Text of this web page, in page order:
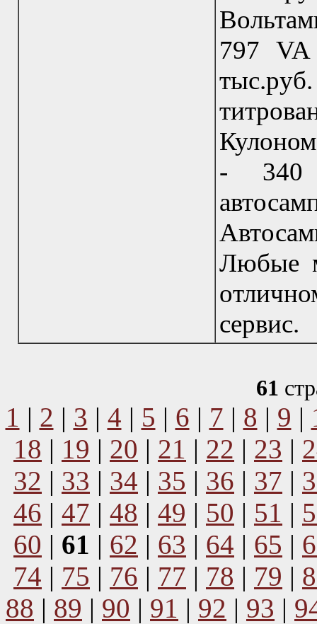
797
- 340
Любые
сервис.
61
1 | 2 | 3 | 4 | 5 | 6 | 7 | 8 | 9 |
18 | 19 | 20 | 21 | 22 | 23 |
32 | 33 | 34 | 35 | 36 | 37 |
46 | 47 | 48 | 49 | 50 | 51 |
60 | 61 | 62 | 63 | 64 | 65 |
74 | 75 | 76 | 77 | 78 | 79 |
88 | 89 | 90 | 91 | 92 | 93 |